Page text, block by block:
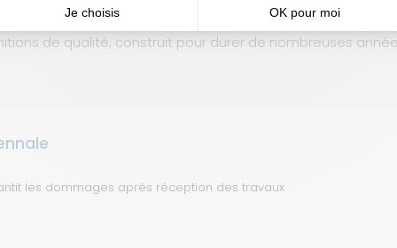
et labellisés. Cela vous assure d’investir dans un
de qualité, construit pour durer de nombreuses
les dommages après réception des travaux